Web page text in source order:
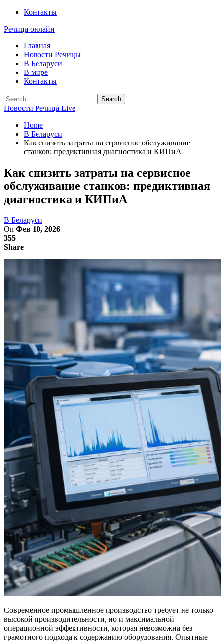
Контакты
Речица онлайн
Главная
Новости Речицы
В Беларуси
В мире
Контакты
Новости Речица Live
Home
В Беларуси
Как снизить затраты на сервисное обслуживание
станков: предиктивная диагностика и КИПиА
Как снизить затраты на сервисное
обслуживание станков: предиктивная
диагностика и КИПиА
В Беларуси
On Фев 10, 2026
355
Share
Современное промышленное производство требует не только
высокой производительности, но и максимальной
операционной эффективности, которая невозможна без
грамотного подхода к содержанию оборудования. Опытные